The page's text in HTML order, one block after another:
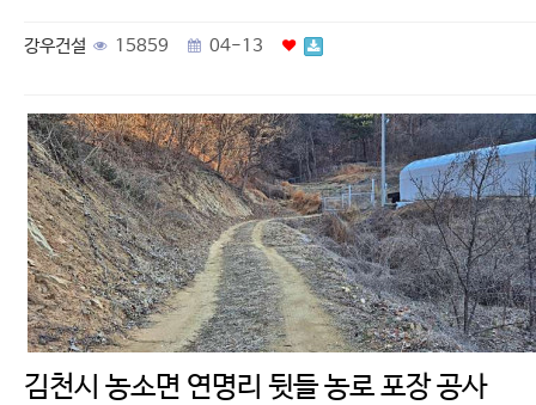
강우건설 15859 04-13
김천시 농소면 연명리 뒷들 농로 포장 공사